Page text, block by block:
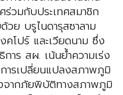
วมกับประเทศสมาชิก
วย บรูไนดารุสซาลาม
คโปร์ และเวียดนาม ซึ่ง
าร สผ. เน้นย้ำความเร่ง
ารเปลี่ยนแปลงสภาพภูมิ
จากภัยพิบัติทางสภาพภูมิ